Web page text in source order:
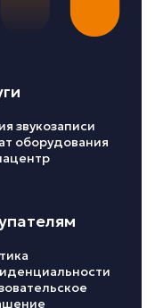
звукозаписи
оборудования